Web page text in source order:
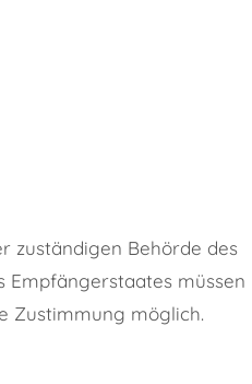
zuständigen Behörde des
Empfängerstaates müssen
Zustimmung möglich.